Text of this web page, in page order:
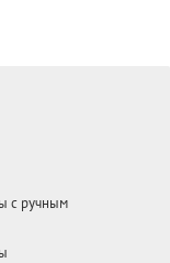
с ручным